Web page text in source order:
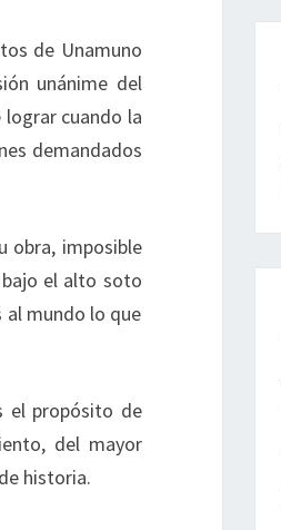
de Unamuno
unánime del
lograr cuando la
demandados
obra, imposible
el alto soto
mundo lo que
el propósito de
del mayor
historia.